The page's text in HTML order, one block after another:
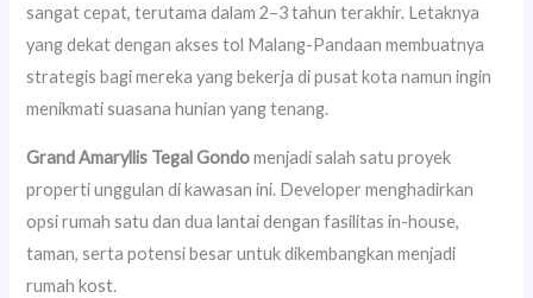
sangat cepat, terutama dalam 2–3 tahun terakhir. Letaknya
yang dekat dengan akses tol Malang-Pandaan membuatnya
strategis bagi mereka yang bekerja di pusat kota namun ingin
menikmati suasana hunian yang tenang.
Grand Amaryllis Tegal Gondomenjadi salah satu proyek
properti unggulan di kawasan ini. Developer menghadirkan
opsi rumah satu dan dua lantai dengan fasilitas in-house,
taman, serta potensi besar untuk dikembangkan menjadi
rumah kost.